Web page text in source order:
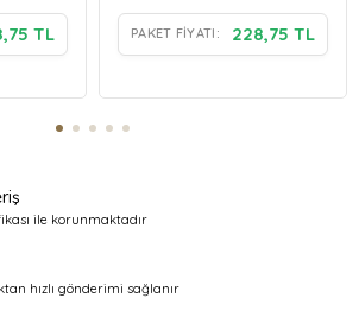
TL PAKET FIYATI: 228,75 TL
ile korunmaktadır
hızlı gönderimi sağlanır